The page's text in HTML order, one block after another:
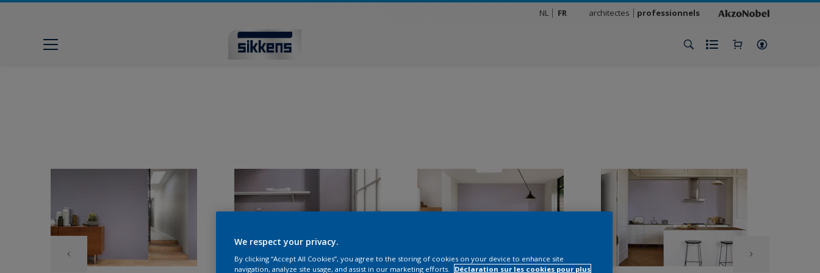
NL FR architectes professionnels
We respect your privacy.
By clicking “Accept All Cookies”, you agree to the storing of cookies on your device to enhance site
navigation, analyze site usage, and assist in our marketing efforts.
Déclaration sur les cookies pour plus